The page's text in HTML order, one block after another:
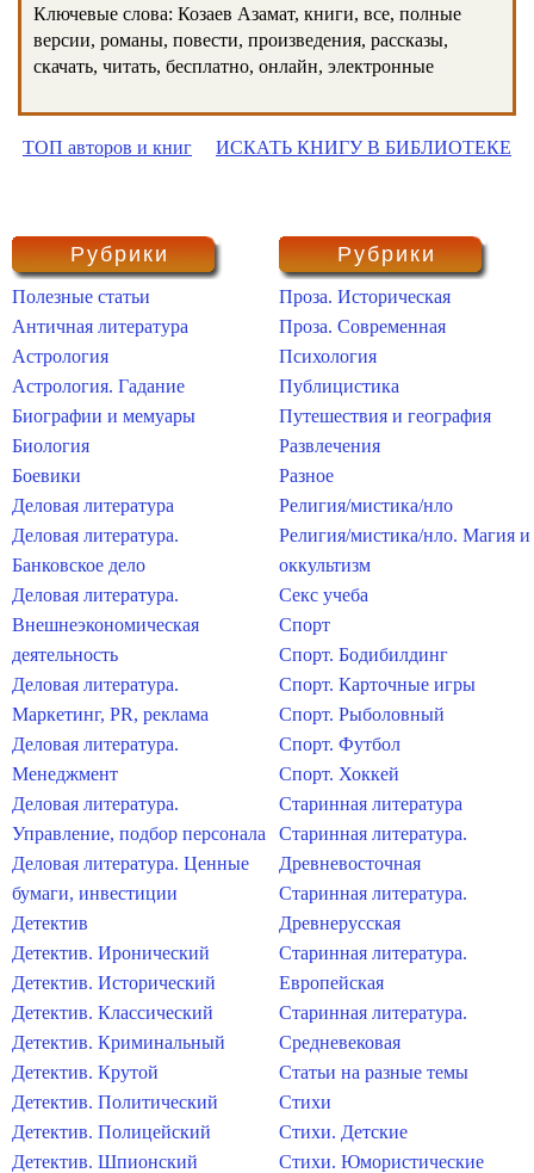
Ключевые слова: Козаев Азамат, книги, все, полные
версии, романы, повести, произведения, рассказы,
скачать, читать, бесплатно, онлайн, электронные
ТОП авторов и книг ИСКАТЬ КНИГУ В БИБЛИОТЕКЕ
Рубрики
Полезные статьи
Античная литература
Астрология
Астрология. Гадание
Биографии и мемуары
Биология
Боевики
Деловая литература
Деловая литература.
Банковское дело
Деловая литература.
Внешнеэкономическая
деятельность
Деловая литература.
Маркетинг, PR, реклама
Деловая литература.
Менеджмент
Деловая литература.
Управление, подбор персонала
Деловая литература. Ценные
бумаги, инвестиции
Детектив
Детектив. Иронический
Детектив. Исторический
Детектив. Классический
Детектив. Криминальный
Детектив. Крутой
Детектив. Политический
Детектив. Полицейский
Детектив. Шпионский
Рубрики
Проза. Историческая
Проза. Современная
Психология
Публицистика
Путешествия и география
Развлечения
Разное
Религия/мистика/нло
Религия/мистика/нло. Магия и
оккультизм
Секс учеба
Спорт
Спорт. Бодибилдинг
Спорт. Карточные игры
Спорт. Рыболовный
Спорт. Футбол
Спорт. Хоккей
Старинная литература
Старинная литература.
Древневосточная
Старинная литература.
Древнерусская
Старинная литература.
Европейская
Старинная литература.
Средневековая
Статьи на разные темы
Стихи
Стихи. Детские
Стихи. Юмористические